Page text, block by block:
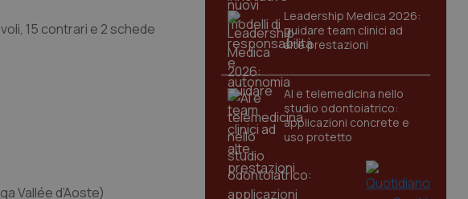
15 contrari e 2 schede
Vallée d’Aoste)
Leadership Medica 2026:
guidare team clinici ad
alte prestazioni
AI e telemedicina nello
studio odontoiatrico:
applicazioni concrete e
uso protetto